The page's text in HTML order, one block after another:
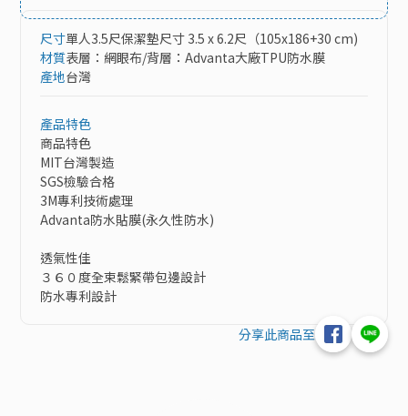
尺寸單人3.5尺保潔墊尺寸 3.5 x 6.2尺（105x186+30 cm)
材質表層：網眼布/背層：Advanta大廠TPU防水膜
產地台灣
產品特色
商品特色
MIT台灣製造
SGS檢驗合格
3M專利技術處理
Advanta防水貼膜(永久性防水)
透氣性佳
３６０度全束鬆緊帶包邊設計
防水專利設計
分享此商品至